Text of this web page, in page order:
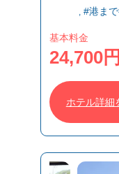
#港ま
基本料金
24,700
ホテル詳細